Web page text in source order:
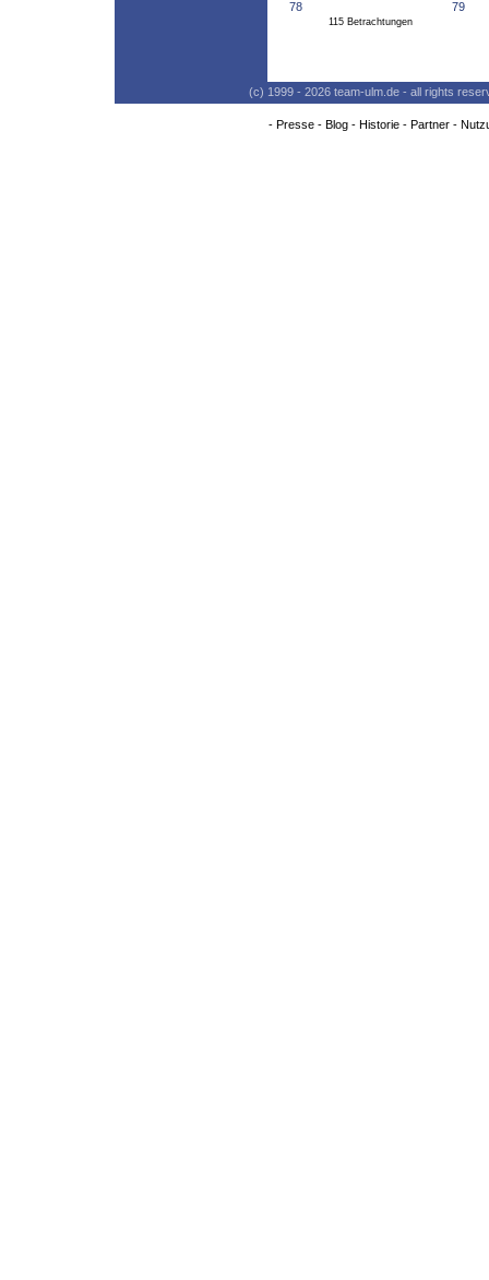
115 Betrachtungen
(c) 1999 - 2026 team-ulm.de - all rights
- Presse- Blog- Historie- Partner-